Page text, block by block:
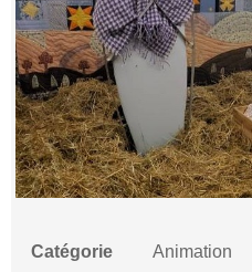
Catégorie Animation